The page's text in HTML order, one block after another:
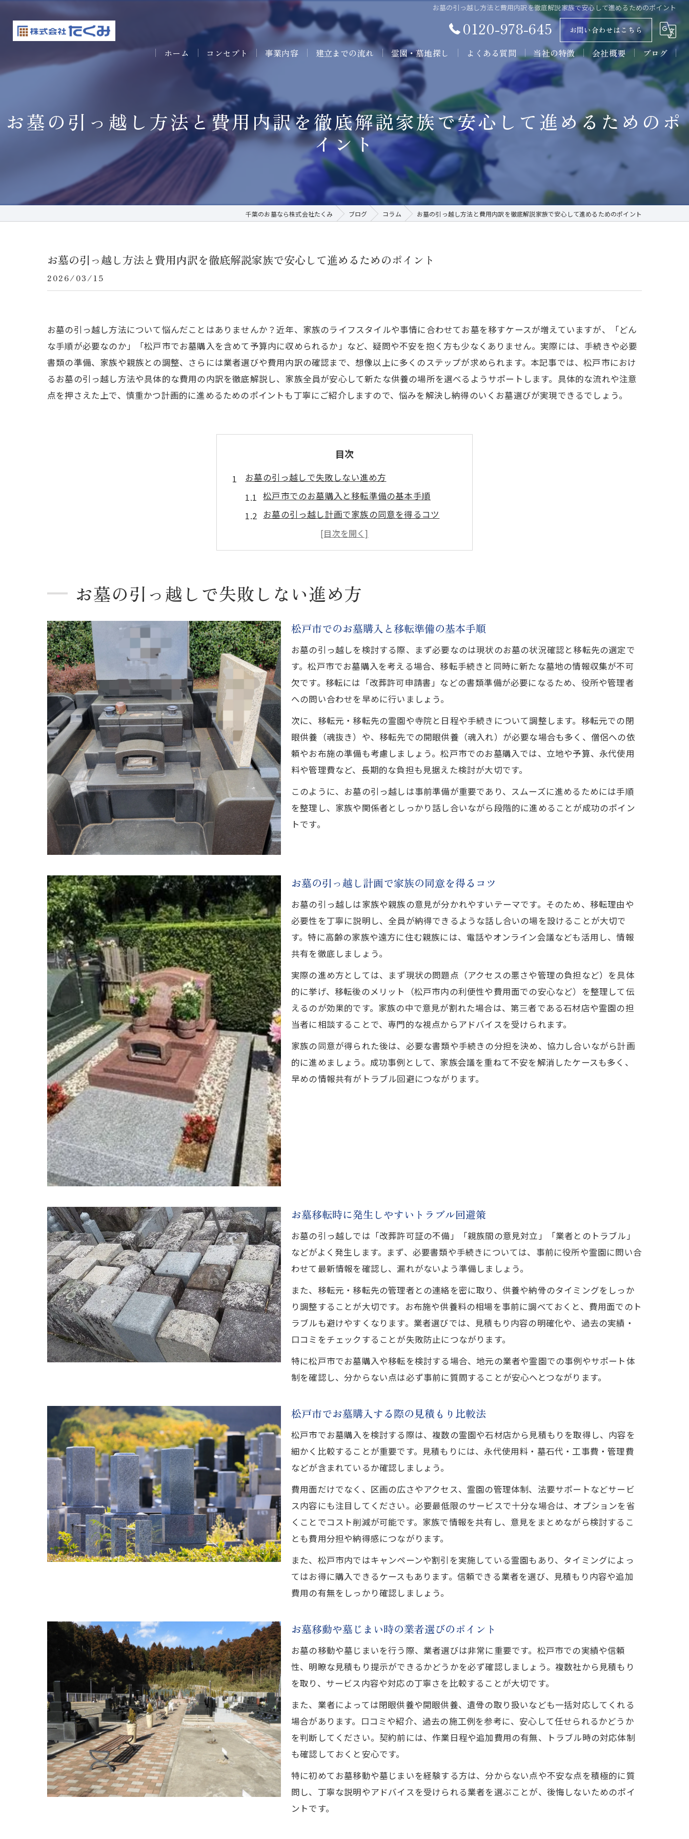
お墓の引っ越し方法と費用内訳を徹底解説家族で安心して進めるためのポイント
0120-978-645 お問い合わせはこちら
ホーム コンセプト 事業内容 建立までの流れ 霊園・墓地探し よくある質問 当社の特徴
墓石
墓所
施工
会社概要 ブログ
コラム
お墓の引っ越し方法と費用内訳を徹底解説家族で安心して進めるためのポ
イント
千葉のお墓なら株式会社たくみ ブログ コラム お墓の引っ越し方法と費用内訳を徹底解説家族で安心して進めるためのポイント
お墓の引っ越し方法と費用内訳を徹底解説家族で安心して進めるためのポイント
2026/03/15
お墓の引っ越し方法について悩んだことはありませんか？近年、家族のライフスタイルや事情に合わせてお墓を移すケースが増えていますが、「どん
な手順が必要なのか」「松戸市でお墓購入を含めて予算内に収められるか」など、疑問や不安を抱く方も少なくありません。実際には、手続きや必要
書類の準備、家族や親族との調整、さらには業者選びや費用内訳の確認まで、想像以上に多くのステップが求められます。本記事では、松戸市におけ
るお墓の引っ越し方法や具体的な費用の内訳を徹底解説し、家族全員が安心して新たな供養の場所を選べるようサポートします。具体的な流れや注意
点を押さえた上で、慎重かつ計画的に進めるためのポイントも丁寧にご紹介しますので、悩みを解決し納得のいくお墓選びが実現できるでしょう。
目次
お墓の引っ越しで失敗しない進め方
松戸市でのお墓購入と移転準備の基本手順
お墓の引っ越し計画で家族の同意を得るコツ
お墓移転時に発生しやすいトラブル回避策
松戸市でお墓購入する際の見積もり比較法
松戸市でお墓購入する時の流れ解説
松戸市でお墓購入するための具体的な流れ
お墓移転費用やお布施を事前に把握する方法
墓じまいから新墓選びまでのスムーズな進行
お墓の引っ越しセンター利用のメリット解説
松戸市でお墓購入時の費用相場の理解ポイント
費用も安心のお墓移転マニュアル
松戸市でのお墓購入と移転費用の内訳とは
お墓移転時に発生する主なお布施の種類
安心して進めるお墓移転費用管理の方法
費用トラブルを防ぐ松戸市でのお墓購入術
お墓移転費用の見積もり比較で失敗防止
引越しに必要な手続きと注意点まとめ
松戸市でお墓購入時の必要書類と申請方法
お墓移動に必要な改葬許可申請の流れ解説
松戸市でお墓購入する際の役所対応のコツ
お墓の移動や墓じまい手続きのスケジュール管理
お墓の移動や墓じまいの正しい順序
松戸市でお墓購入と墓じまいの正しい段取り
お墓移転時の遺骨取り出しと供養の流れ
墓じまい後のお墓移動手順を分かりやすく解説
松戸市での改葬手順と注意点を押さえる方法
お墓を移すときの手続き順序とポイント
移転費用とお布施の内訳を詳しく紹介
松戸市でお墓購入時の主な費用項目を解説
お墓移転に必要なお布施の内容と目安
費用内訳を把握して安心移転を実現する方法
松戸市でお墓購入にかかる諸費用の特徴
お墓移動とお布施で見落としがちな費用とは
お墓の引っ越しで失敗しない進め方
松戸市でのお墓購入と移転準備の基本手順
お墓の引っ越しを検討する際、まず必要なのは現状のお墓の状況確認と移転先の選定で
す。松戸市でお墓購入を考える場合、移転手続きと同時に新たな墓地の情報収集が不可
欠です。移転には「改葬許可申請書」などの書類準備が必要になるため、役所や管理者
への問い合わせを早めに行いましょう。
次に、移転元・移転先の霊園や寺院と日程や手続きについて調整します。移転元での閉
眼供養（魂抜き）や、移転先での開眼供養（魂入れ）が必要な場合も多く、僧侶への依
頼やお布施の準備も考慮しましょう。松戸市でのお墓購入では、立地や予算、永代使用
料や管理費など、長期的な負担も見据えた検討が大切です。
このように、お墓の引っ越しは事前準備が重要であり、スムーズに進めるためには手順
を整理し、家族や関係者としっかり話し合いながら段階的に進めることが成功のポイン
トです。
お墓の引っ越し計画で家族の同意を得るコツ
お墓の引っ越しは家族や親族の意見が分かれやすいテーマです。そのため、移転理由や
必要性を丁寧に説明し、全員が納得できるような話し合いの場を設けることが大切で
す。特に高齢の家族や遠方に住む親族には、電話やオンライン会議なども活用し、情報
共有を徹底しましょう。
実際の進め方としては、まず現状の問題点（アクセスの悪さや管理の負担など）を具体
的に挙げ、移転後のメリット（松戸市内の利便性や費用面での安心など）を整理して伝
えるのが効果的です。家族の中で意見が割れた場合は、第三者である石材店や霊園の担
当者に相談することで、専門的な視点からアドバイスを受けられます。
家族の同意が得られた後は、必要な書類や手続きの分担を決め、協力し合いながら計画
的に進めましょう。成功事例として、家族会議を重ねて不安を解消したケースも多く、
早めの情報共有がトラブル回避につながります。
お墓移転時に発生しやすいトラブル回避策
お墓の引っ越しでは「改葬許可証の不備」「親族間の意見対立」「業者とのトラブル」
などがよく発生します。まず、必要書類や手続きについては、事前に役所や霊園に問い合
わせて最新情報を確認し、漏れがないよう準備しましょう。
また、移転元・移転先の管理者との連絡を密に取り、供養や納骨のタイミングをしっか
り調整することが大切です。お布施や供養料の相場を事前に調べておくと、費用面でのト
ラブルも避けやすくなります。業者選びでは、見積もり内容の明確化や、過去の実績・
口コミをチェックすることが失敗防止につながります。
特に松戸市でお墓購入や移転を検討する場合、地元の業者や霊園での事例やサポート体
制を確認し、分からない点は必ず事前に質問することが安心へとつながります。
松戸市でお墓購入する際の見積もり比較法
松戸市でお墓購入を検討する際は、複数の霊園や石材店から見積もりを取得し、内容を
細かく比較することが重要です。見積もりには、永代使用料・墓石代・工事費・管理費
などが含まれているか確認しましょう。
費用面だけでなく、区画の広さやアクセス、霊園の管理体制、法要サポートなどサービ
ス内容にも注目してください。必要最低限のサービスで十分な場合は、オプションを省
くことでコスト削減が可能です。家族で情報を共有し、意見をまとめながら検討するこ
とも費用分担や納得感につながります。
また、松戸市内ではキャンペーンや割引を実施している霊園もあり、タイミングによっ
てはお得に購入できるケースもあります。信頼できる業者を選び、見積もり内容や追加
費用の有無をしっかり確認しましょう。
お墓移動や墓じまい時の業者選びのポイント
お墓の移動や墓じまいを行う際、業者選びは非常に重要です。松戸市での実績や信頼
性、明瞭な見積もり提示ができるかどうかを必ず確認しましょう。複数社から見積もり
を取り、サービス内容や対応の丁寧さを比較することが大切です。
また、業者によっては閉眼供養や開眼供養、遺骨の取り扱いなども一括対応してくれる
場合があります。口コミや紹介、過去の施工例を参考に、安心して任せられるかどうか
を判断してください。契約前には、作業日程や追加費用の有無、トラブル時の対応体制
も確認しておくと安心です。
特に初めてお墓移動や墓じまいを経験する方は、分からない点や不安な点を積極的に質
問し、丁寧な説明やアドバイスを受けられる業者を選ぶことが、後悔しないためのポイ
ントです。